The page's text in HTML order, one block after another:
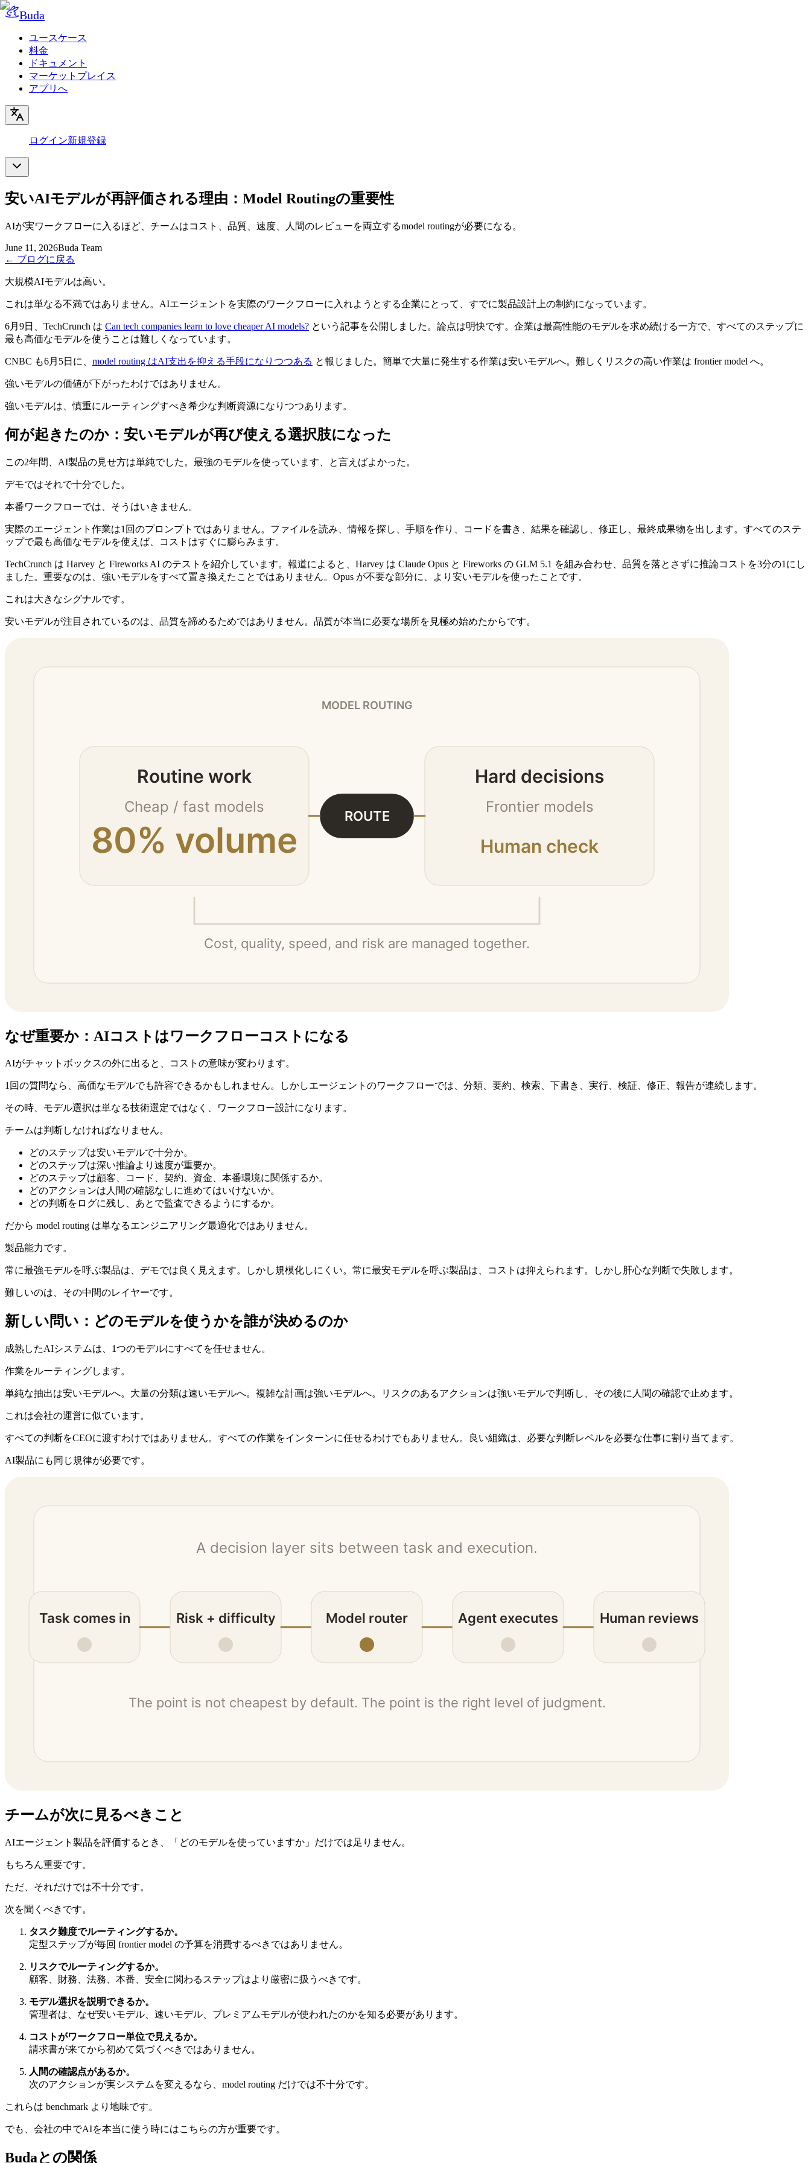
Buda
ユースケース
料金
ドキュメント
マーケットプレイス
アプリへ
ログイン新規登録
安いAIモデルが再評価される理由：Model Routingの重要性
AIが実ワークフローに入るほど、チームはコスト、品質、速度、人間のレビューを両立するmodel routingが必要になる。
June 11, 2026Buda Team
← ブログに戻る
大規模AIモデルは高い。
これは単なる不満ではありません。AIエージェントを実際のワークフローに入れようとする企業にとって、すでに製品設計上の制約になっています。
6月9日、TechCrunch は Can tech companies learn to love cheaper AI models? という記事を公開しました。論点は明快です。企業は最高性能のモデルを求め続ける一方で、すべてのステップに
最も高価なモデルを使うことは難しくなっています。
CNBC も6月5日に、 model routing はAI支出を抑える手段になりつつある と報じました。簡単で大量に発生する作業は安いモデルへ。難しくリスクの高い作業は frontier model へ。
強いモデルの価値が下がったわけではありません。
強いモデルは、慎重にルーティングすべき希少な判断資源になりつつあります。
何が起きたのか：安いモデルが再び使える選択肢になった
この2年間、AI製品の見せ方は単純でした。最強のモデルを使っています、と言えばよかった。
デモではそれで十分でした。
本番ワークフローでは、そうはいきません。
実際のエージェント作業は1回のプロンプトではありません。ファイルを読み、情報を探し、手順を作り、コードを書き、結果を確認し、修正し、最終成果物を出します。すべてのステ
ップで最も高価なモデルを使えば、コストはすぐに膨らみます。
TechCrunch は Harvey と Fireworks AI のテストを紹介しています。報道によると、Harvey は Claude Opus と Fireworks の GLM 5.1 を組み合わせ、品質を落とさずに推論コストを3分の1にし
ました。重要なのは、強いモデルをすべて置き換えたことではありません。Opus が不要な部分に、より安いモデルを使ったことです。
これは大きなシグナルです。
安いモデルが注目されているのは、品質を諦めるためではありません。品質が本当に必要な場所を見極め始めたからです。
なぜ重要か：AIコストはワークフローコストになる
AIがチャットボックスの外に出ると、コストの意味が変わります。
1回の質問なら、高価なモデルでも許容できるかもしれません。しかしエージェントのワークフローでは、分類、要約、検索、下書き、実行、検証、修正、報告が連続します。
その時、モデル選択は単なる技術選定ではなく、ワークフロー設計になります。
チームは判断しなければなりません。
どのステップは安いモデルで十分か。
どのステップは深い推論より速度が重要か。
どのステップは顧客、コード、契約、資金、本番環境に関係するか。
どのアクションは人間の確認なしに進めてはいけないか。
どの判断をログに残し、あとで監査できるようにするか。
だから model routing は単なるエンジニアリング最適化ではありません。
製品能力です。
常に最強モデルを呼ぶ製品は、デモでは良く見えます。しかし規模化しにくい。常に最安モデルを呼ぶ製品は、コストは抑えられます。しかし肝心な判断で失敗します。
難しいのは、その中間のレイヤーです。
新しい問い：どのモデルを使うかを誰が決めるのか
成熟したAIシステムは、1つのモデルにすべてを任せません。
作業をルーティングします。
単純な抽出は安いモデルへ。大量の分類は速いモデルへ。複雑な計画は強いモデルへ。リスクのあるアクションは強いモデルで判断し、その後に人間の確認で止めます。
これは会社の運営に似ています。
すべての判断をCEOに渡すわけではありません。すべての作業をインターンに任せるわけでもありません。良い組織は、必要な判断レベルを必要な仕事に割り当てます。
AI製品にも同じ規律が必要です。
チームが次に見るべきこと
AIエージェント製品を評価するとき、「どのモデルを使っていますか」だけでは足りません。
もちろん重要です。
ただ、それだけでは不十分です。
次を聞くべきです。
タスク難度でルーティングするか。
定型ステップが毎回 frontier model の予算を消費するべきではありません。
リスクでルーティングするか。
顧客、財務、法務、本番、安全に関わるステップはより厳密に扱うべきです。
モデル選択を説明できるか。
管理者は、なぜ安いモデル、速いモデル、プレミアムモデルが使われたのかを知る必要があります。
コストがワークフロー単位で見えるか。
請求書が来てから初めて気づくべきではありません。
人間の確認点があるか。
次のアクションが実システムを変えるなら、model routing だけでは不十分です。
これらは benchmark より地味です。
でも、会社の中でAIを本当に使う時にはこちらの方が重要です。
Budaとの関係